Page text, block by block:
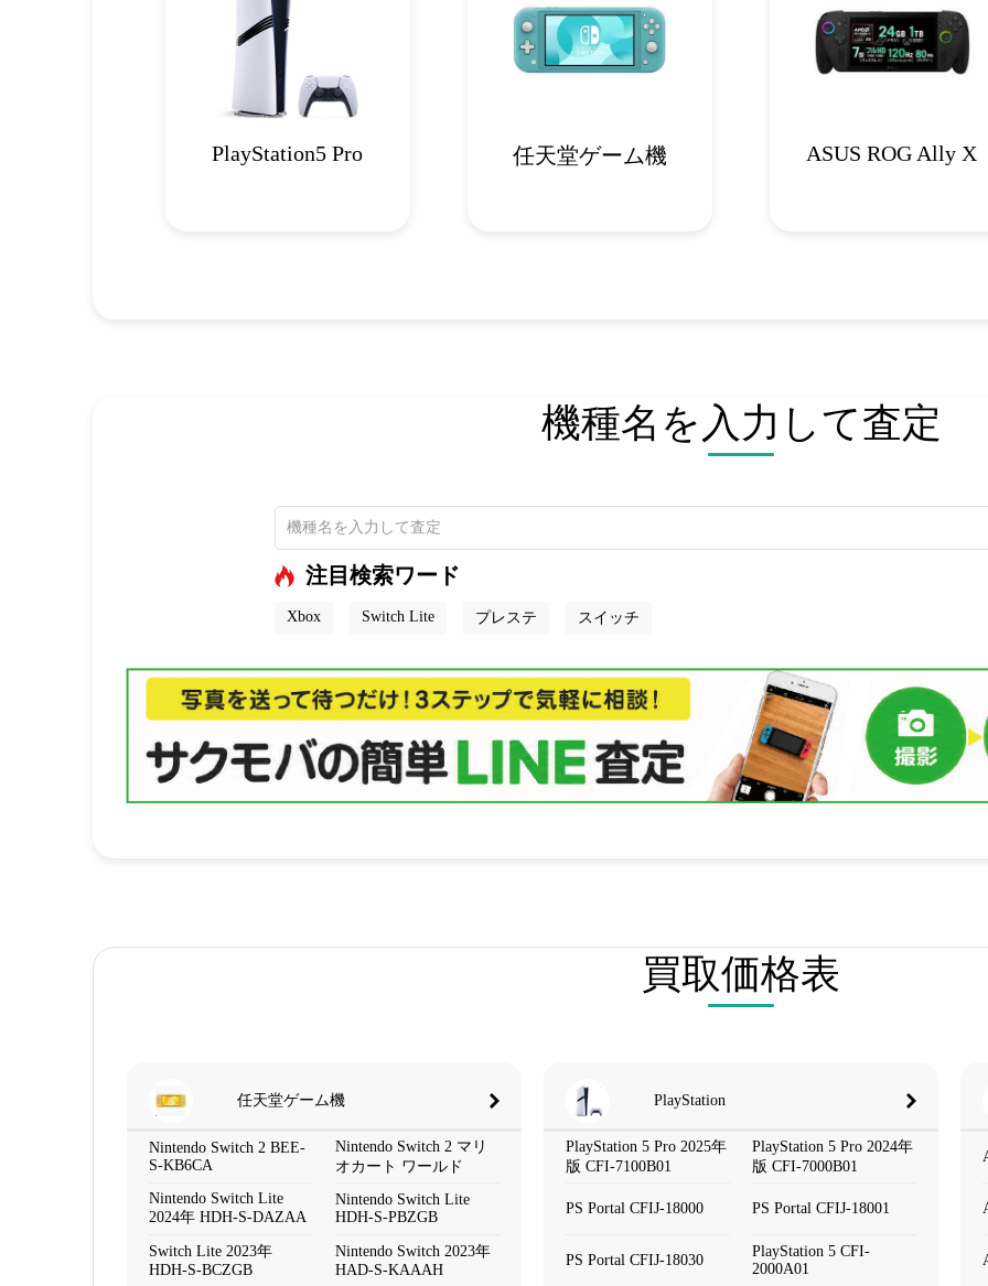
PlayStation5 Pro 任天堂ゲーム機 ASUS ROG Ally X
機種名を入力して査定
注目検索ワード
Xbox Switch Lite プレステ スイッチ
買取価格表
任天堂ゲーム機
Nintendo Switch 2 BEE-
S-KB6CA
Nintendo Switch 2 マリ
オカート ワールド
Nintendo Switch Lite
2024年 HDH-S-DAZAA
Nintendo Switch Lite
HDH-S-PBZGB
Switch Lite 2023年
HDH-S-BCZGB
Nintendo Switch 2023年
HAD-S-KAAAH
PlayStation
PlayStation 5 Pro 2025年
版 CFI-7100B01
PlayStation 5 Pro 2024年
版 CFI-7000B01
PS Portal CFIJ-18000 PS Portal CFIJ-18001
PS Portal CFIJ-18030
PlayStation 5 CFI-
2000A01